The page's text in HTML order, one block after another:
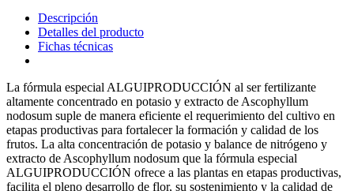
Descripción
Detalles del producto
Fichas técnicas
La fórmula especial ALGUIPRODUCCIÓN al ser fertilizante
altamente concentrado en potasio y extracto de Ascophyllum
nodosum suple de manera eficiente el requerimiento del cultivo en
etapas productivas para fortalecer la formación y calidad de los
frutos. La alta concentración de potasio y balance de nitrógeno y
extracto de Ascophyllum nodosum que la fórmula especial
ALGUIPRODUCCIÓN ofrece a las plantas en etapas productivas,
facilita el pleno desarrollo de flor, su sostenimiento y la calidad de